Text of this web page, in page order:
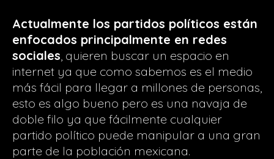
Actualmente los partidos políticos están
enfocados principalmente en redes
sociales , quieren buscar un espacio en
internet ya que como sabemos es el medio
más fácil para llegar a millones de personas,
esto es algo bueno pero es una navaja de
doble filo ya que fácilmente cualquier
partido político puede manipular a una gran
parte de la población mexicana.